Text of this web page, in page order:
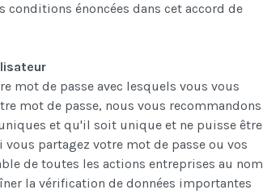
conditions énoncées dans cet accord de
mot de passe avec lesquels vous vous
mot de passe, nous vous recommandons
et qu'il soit unique et ne puisse être
vous partagez votre mot de passe ou vos
de toutes les actions entreprises au nom
la vérification de données importantes